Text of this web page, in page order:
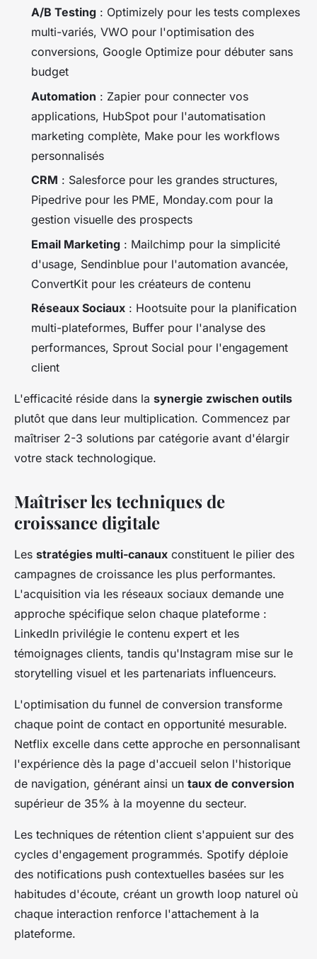
A/B Testing : Optimizely pour les tests complexes
multi-variés, VWO pour l'optimisation des
conversions, Google Optimize pour débuter sans
budget
Automation : Zapier pour connecter vos
applications, HubSpot pour l'automatisation
marketing complète, Make pour les workflows
personnalisés
CRM : Salesforce pour les grandes structures,
Pipedrive pour les PME, Monday.com pour la
gestion visuelle des prospects
Email Marketing : Mailchimp pour la simplicité
d'usage, Sendinblue pour l'automation avancée,
ConvertKit pour les créateurs de contenu
Réseaux Sociaux : Hootsuite pour la planification
multi-plateformes, Buffer pour l'analyse des
performances, Sprout Social pour l'engagement
client
L'efficacité réside dans la synergie zwischen outils
plutôt que dans leur multiplication. Commencez par
maîtriser 2-3 solutions par catégorie avant d'élargir
votre stack technologique.
Maîtriser les techniques de
croissance digitale
Les stratégies multi-canaux constituent le pilier des
campagnes de croissance les plus performantes.
L'acquisition via les réseaux sociaux demande une
approche spécifique selon chaque plateforme :
LinkedIn privilégie le contenu expert et les
témoignages clients, tandis qu'Instagram mise sur le
storytelling visuel et les partenariats influenceurs.
L'optimisation du funnel de conversion transforme
chaque point de contact en opportunité mesurable.
Netflix excelle dans cette approche en personnalisant
l'expérience dès la page d'accueil selon l'historique
de navigation, générant ainsi un taux de conversion
supérieur de 35% à la moyenne du secteur.
Les techniques de rétention client s'appuient sur des
cycles d'engagement programmés. Spotify déploie
des notifications push contextuelles basées sur les
habitudes d'écoute, créant un growth loop naturel où
chaque interaction renforce l'attachement à la
plateforme.